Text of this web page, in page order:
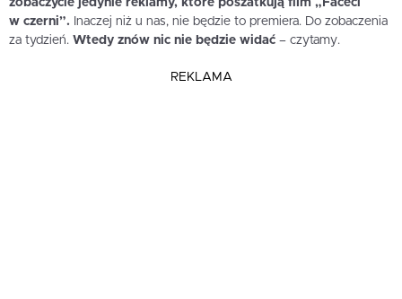
w czerni”. Inaczej niż u nas, nie będzie to premiera. Do zobaczenia
za tydzień. Wtedy znów nic nie będzie widać – czytamy.
REKLAMA